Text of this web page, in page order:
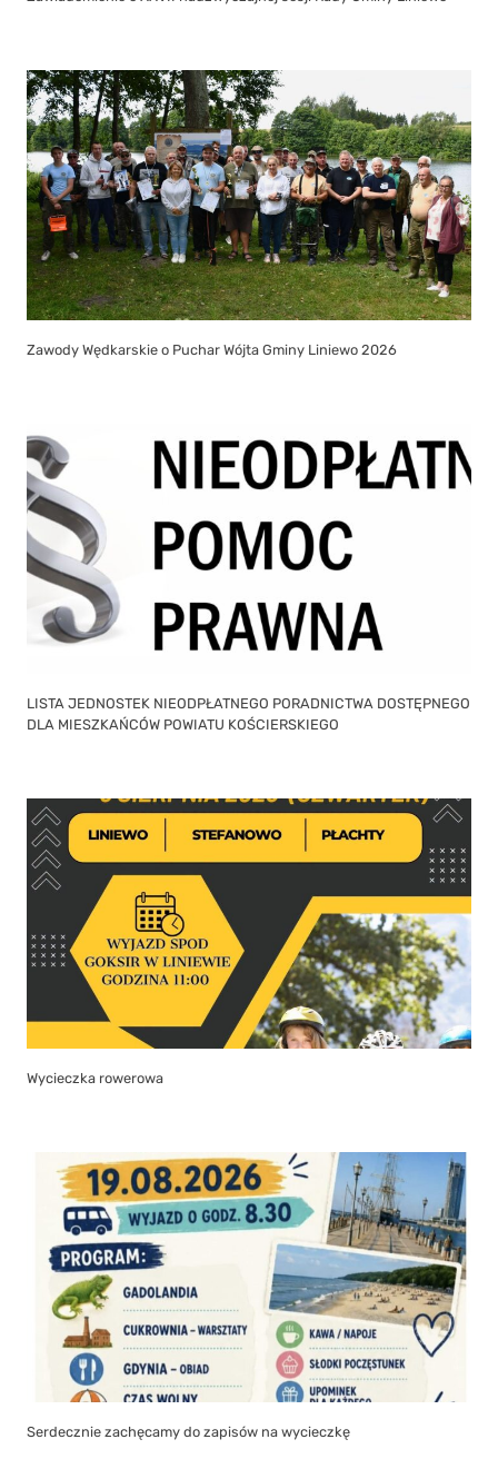
Zawody Wędkarskie o Puchar Wójta Gminy Liniewo 2026
LISTA JEDNOSTEK NIEODPŁATNEGO PORADNICTWA DOSTĘPNEGO
DLA MIESZKAŃCÓW POWIATU KOŚCIERSKIEGO
Wycieczka rowerowa
Serdecznie zachęcamy do zapisów na wycieczkę